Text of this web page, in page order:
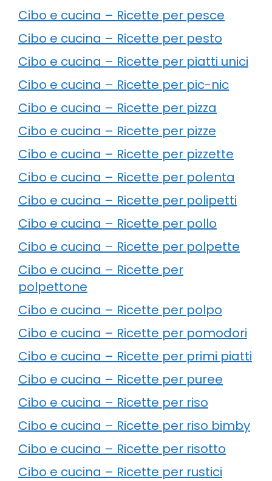
Cibo e cucina – Ricette per pesce
Cibo e cucina – Ricette per pesto
Cibo e cucina – Ricette per piatti unici
Cibo e cucina – Ricette per pic-nic
Cibo e cucina – Ricette per pizza
Cibo e cucina – Ricette per pizze
Cibo e cucina – Ricette per pizzette
Cibo e cucina – Ricette per polenta
Cibo e cucina – Ricette per polipetti
Cibo e cucina – Ricette per pollo
Cibo e cucina – Ricette per polpette
Cibo e cucina – Ricette per
polpettone
Cibo e cucina – Ricette per polpo
Cibo e cucina – Ricette per pomodori
Cibo e cucina – Ricette per primi piatti
Cibo e cucina – Ricette per puree
Cibo e cucina – Ricette per riso
Cibo e cucina – Ricette per riso bimby
Cibo e cucina – Ricette per risotto
Cibo e cucina – Ricette per rustici